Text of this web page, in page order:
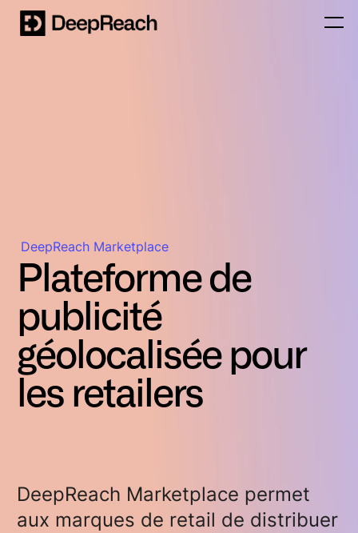
DeepReach Marketplace
Plateforme de
publicité
géolocalisée pour
les retailers
DeepReach Marketplace permet
aux marques de retail de distribuer